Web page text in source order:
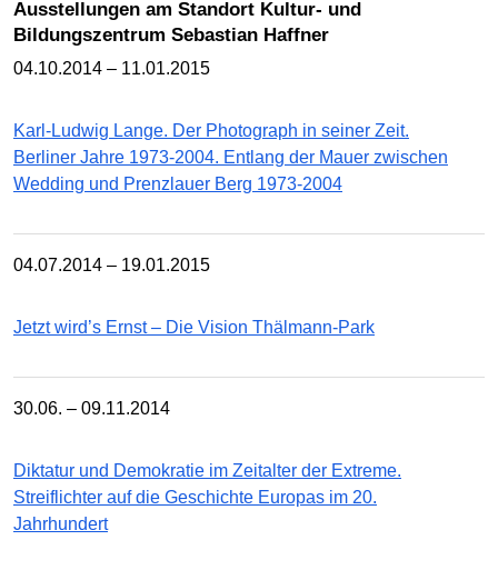
Ausstellungen am Standort Kultur- und
Bildungszentrum Sebastian Haffner
04.10.2014 – 11.01.2015
Karl-Ludwig Lange. Der Photograph in seiner Zeit.
Berliner Jahre 1973-2004. Entlang der Mauer zwischen
Wedding und Prenzlauer Berg 1973-2004
04.07.2014 – 19.01.2015
Jetzt wird’s Ernst – Die Vision Thälmann-Park
30.06. – 09.11.2014
Diktatur und Demokratie im Zeitalter der Extreme.
Streiflichter auf die Geschichte Europas im 20.
Jahrhundert